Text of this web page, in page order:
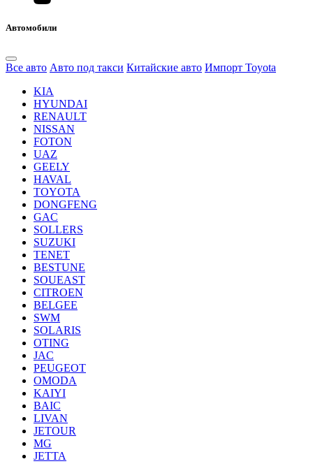
Автомобили
Все авто Авто под такси Китайские авто Импорт Toyota
KIA
HYUNDAI
RENAULT
NISSAN
FOTON
UAZ
GEELY
HAVAL
TOYOTA
DONGFENG
GAC
SOLLERS
SUZUKI
TENET
BESTUNE
SOUEAST
CITROEN
BELGEE
SWM
SOLARIS
OTING
JAC
PEUGEOT
OMODA
KAIYI
BAIC
LIVAN
JETOUR
MG
JETTA